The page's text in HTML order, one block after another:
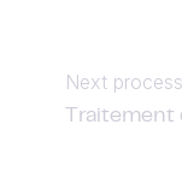
Next process